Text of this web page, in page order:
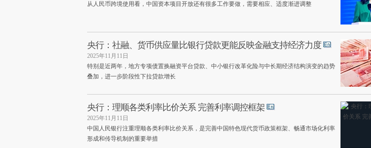
从人民币跨境使用看，中国资本项目开放还有很多工作要做，需要相应、适度渐进调整
央行：社融、货币供应量比银行贷款更能反映金融支持经济力度
2025年11月11日
特别是近两年，地方专项债置换融资平台贷款、中小银行改革化险与中长期经济结构演变的趋势
叠加，进一步阶段性下拉贷款增长
央行：理顺各类利率比价关系 完善利率调控框架
2025年11月11日
中国人民银行注重理顺各类利率比价关系，是完善中国特色现代货币政策框架、畅通市场化利率
形成和传导机制的重要举措